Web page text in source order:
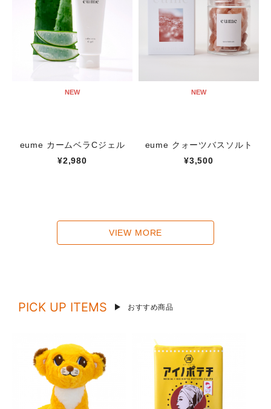
NEW
eume カームベラCジェル
¥2,980
NEW
eume クォーツバスソルト
¥3,500
VIEW MORE
PICK UP ITEMS おすすめ商品